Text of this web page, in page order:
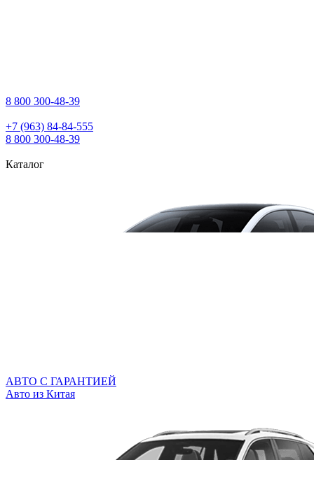
8 800 300‑48‑39
+7 (963) 84‑84‑555
8 800 300‑48‑39
Каталог
АВТО С ГАРАНТИЕЙ
Авто из Китая